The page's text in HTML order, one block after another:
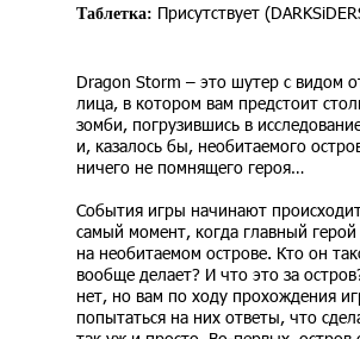
Таблетка: Присутствует
Dragon Storm – это шутер с видом
лица, в котором вам предстоит
зомби, погрузившись в
и, казалось бы, необитаемого
ничего не помнящего героя…
События игры начинают
самый момент, когда главный герой
на необитаемом острове. Кто он
вообще делает? И что это за
нет, но вам по ходу прохождения
попытаться на них ответы, что